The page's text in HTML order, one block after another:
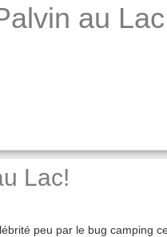
au
Lac!
peu par le bug camping